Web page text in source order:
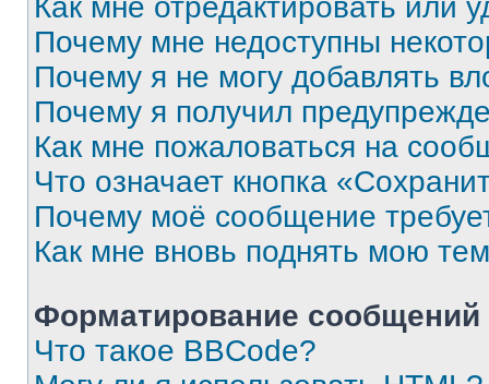
Как мне отредактировать или
Почему мне недоступны
Почему я не могу добавлять
Почему я получил
Как мне пожаловаться на
Что означает кнопка
Почему моё сообщение
Как мне вновь поднять мою
Форматирование
Что такое BBCode?